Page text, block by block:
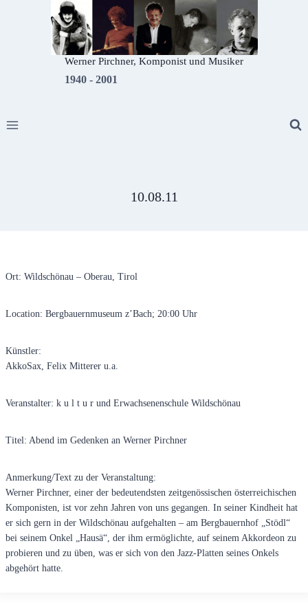
Werner Pirchner, Komponist und Musiker
1940 - 2001
10.08.11
Ort: Wildschönau – Oberau, Tirol
Location: Bergbauernmuseum z’Bach; 20:00 Uhr
Künstler:
AkkoSax, Felix Mitterer u.a.
Veranstalter: k u l t u r und Erwachsenenschule Wildschönau
Titel: Abend im Gedenken an Werner Pirchner
Anmerkung/Text zu der Veranstaltung:
Werner Pirchner, einer der bedeutendsten zeitgenössischen österreichischen
Komponisten, ist vor zehn Jahren von uns gegangen. In seiner Kindheit hat
er sich gern in der Wildschönau aufgehalten – am Bergbauernhof „Stödl“
bei seinem Onkel „Hausä“, der ihm ermöglichte, auf seinem Akkordeon zu
probieren und zu üben, was er sich von den Jazz-Platten seines Onkels
abgehört hatte.